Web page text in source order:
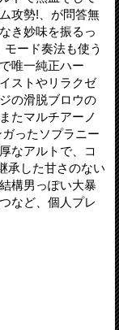
攻勢!、が問答無
き妙味を振るっ
ード奏法も使う
唯一純正ハー
ストやリラクゼ
の滑脱ブロウの
たマルチアーノ
ったソプラニー
なアルトで、コ
承した甘さのない
構男っぽい大暴
など、個人プレ